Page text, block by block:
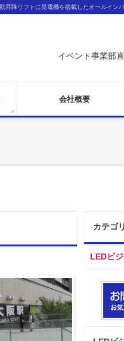
降リフトに発電機を搭載したオールイン
イベント事業部直
会社概要
カテゴ
LEDビ